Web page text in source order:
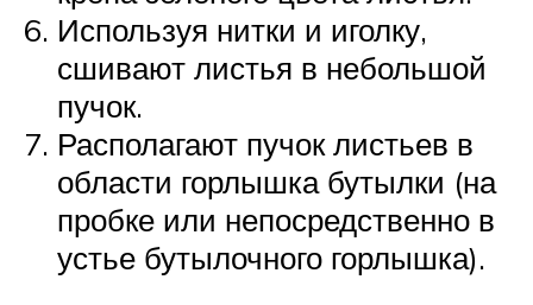
Используя нитки и иголку,
сшивают листья в небольшой
пучок.
Располагают пучок листьев в
области горлышка бутылки (на
пробке или непосредственно в
устье бутылочного горлышка).